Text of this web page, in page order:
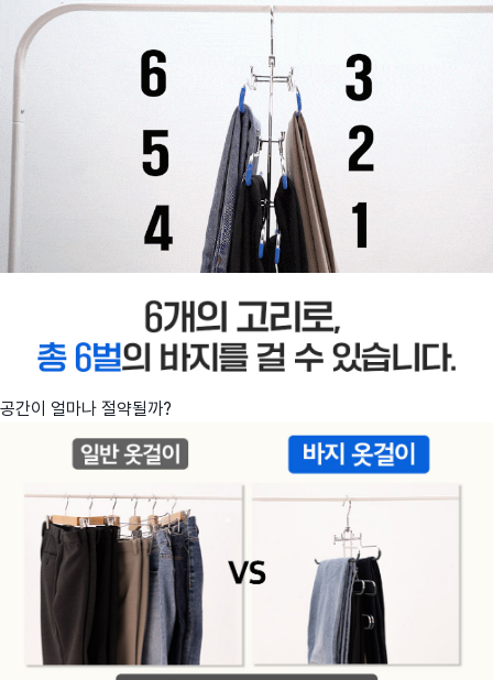
공간이 얼마나 절약될까?